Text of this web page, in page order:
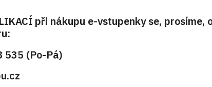
při nákupu e-vstupenky se, prosíme,
535 (Po-Pá)